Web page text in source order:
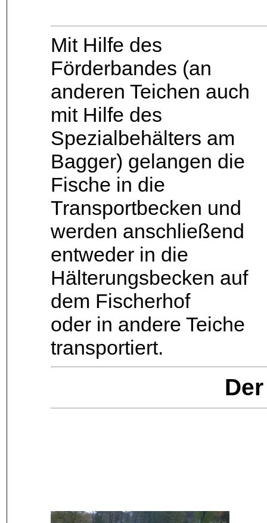
Mit Hilfe des
Förderbandes (an
anderen Teichen auch
mit Hilfe des
Spezialbehälters am
Bagger) gelangen die
Fische in die
Transportbecken und
werden anschließend
entweder in die
Hälterungsbecken auf
dem Fischerhof
oder in andere Teiche
transportiert.